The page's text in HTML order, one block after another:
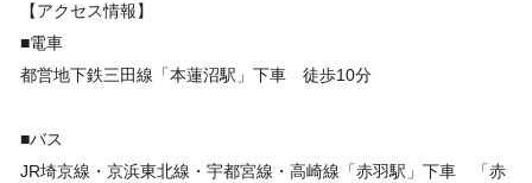
【アクセス情報】
■電車
都営地下鉄三田線「本蓮沼駅」下車 徒歩10分
■バス
JR埼京線・京浜東北線・宇都宮線・高崎線「赤羽駅」下車 「赤